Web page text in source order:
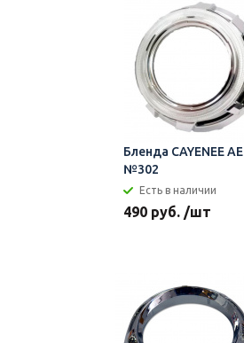
Бленда CAYENEE AE
№302
Есть в наличии
490 руб. /шт